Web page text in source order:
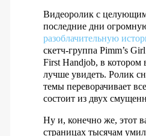
Видеоролик с
последние дни
разоблачительную
скетч-группа Pimm’s
First Handjob, в
лучше увидеть. Ролик
темы переворачивает
состоит из двух
Ну и, конечно же, этот
страницах тысячам